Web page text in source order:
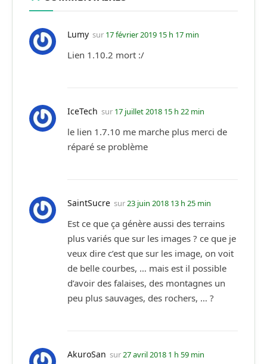
Lumy sur 17 février 2019 15 h 17 min
Lien 1.10.2 mort :/
IceTech sur 17 juillet 2018 15 h 22 min
le lien 1.7.10 me marche plus merci de
réparé se problème
SaintSucre sur23 juin 2018 13 h 25 min
Est ce que ça génère aussi des terrains
plus variés que sur les images ? ce que je
veux dire c’est que sur les image, on voit
de belle courbes, … mais est il possible
d’avoir des falaises, des montagnes un
peu plus sauvages, des rochers, … ?
AkuroSan sur27 avril 2018 1 h 59 min